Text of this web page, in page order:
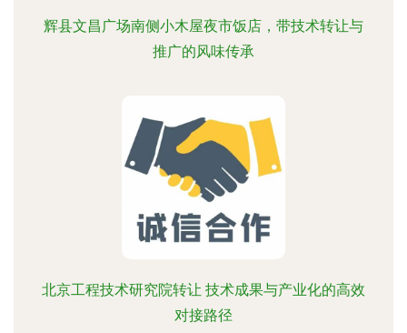
辉县文昌广场南侧小木屋夜市饭店，带技术转让与
推广的风味传承
北京工程技术研究院转让 技术成果与产业化的高效
对接路径